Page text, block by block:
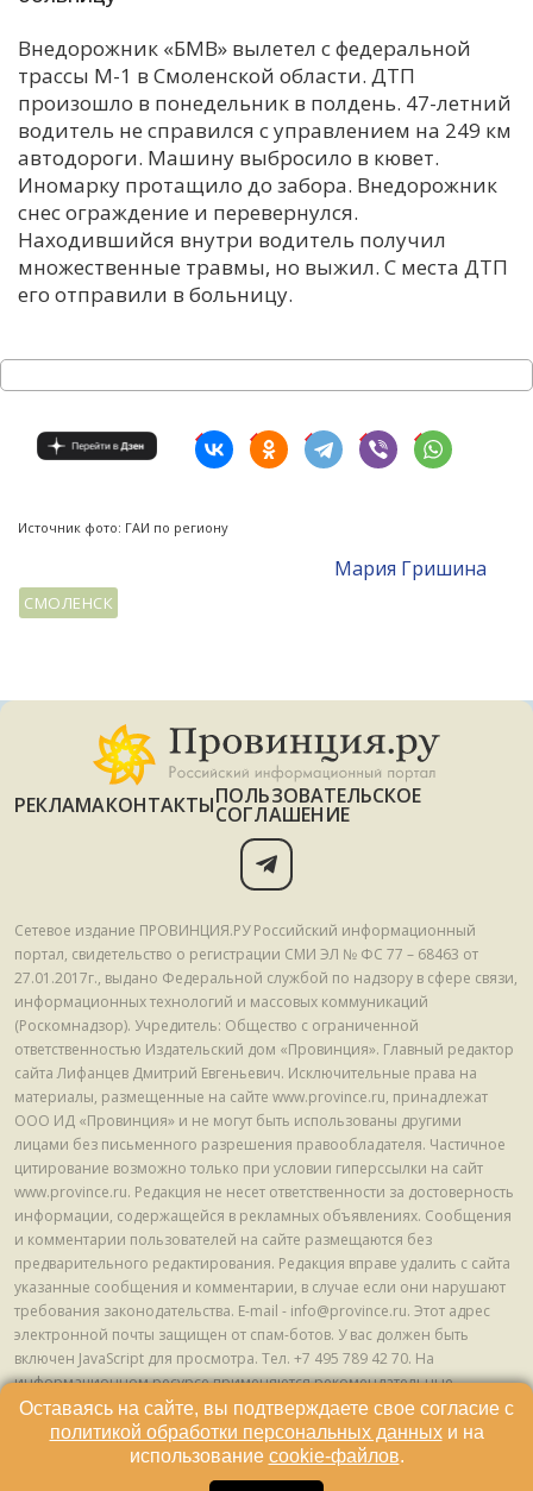
К
М
Т
У
Х
Внедорожник «БМВ» вылетел с федеральной
трассы М-1 в Смоленской области. ДТП
произошло в понедельник в полдень. 47-летний
водитель не справился с управлением на 249 км
автодороги. Машину выбросило в кювет.
Иномарку протащило до забора. Внедорожник
снес ограждение и перевернулся.
Находившийся внутри водитель получил
множественные травмы, но выжил. С места ДТП
его отправили в больницу.
Источник фото: ГАИ по региону
Мария Гришина
СМОЛЕНСК
РЕКЛАМАКОНТАКТЫПОЛЬЗОВАТЕЛЬСКОЕ
СОГЛАШЕНИЕ
Сетевое издание ПРОВИНЦИЯ.РУ Российский информационный
портал, свидетельство о регистрации СМИ ЭЛ № ФС 77 – 68463 от
27.01.2017г., выдано Федеральной службой по надзору в сфере связи,
информационных технологий и массовых коммуникаций
(Роскомнадзор). Учредитель: Общество с ограниченной
ответственностью Издательский дом «Провинция». Главный редактор
сайта Лифанцев Дмитрий Евгеньевич. Исключительные права на
материалы, размещенные на сайте www.province.ru, принадлежат
ООО ИД «Провинция» и не могут быть использованы другими
лицами без письменного разрешения правообладателя. Частичное
цитирование возможно только при условии гиперссылки на сайт
www.province.ru. Редакция не несет ответственности за достоверность
информации, содержащейся в рекламных объявлениях. Сообщения
и комментарии пользователей на сайте размещаются без
предварительного редактирования. Редакция вправе удалить с сайта
указанные сообщения и комментарии, в случае если они нарушают
требования законодательства. E-mail - info@province.ru. Этот адрес
электронной почты защищен от спам-ботов. У вас должен быть
включен JavaScript для просмотра. Tел. +7 495 789 42 70. На
информационном ресурсе применяются рекомендательные
технологии (информационные технологии предоставления
информации на основе сбора, систематизации и анализа сведений,
относящихся к предпочтениям пользователей сети "Интернет",
находящихся на территории Российской Федерации) © ООО ИД
Оставаясь на сайте, вы подтверждаете свое согласие с
политикой обработки персональных данныхи на
использование cookie-файлов.